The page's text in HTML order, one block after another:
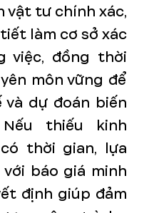
vật tư chính xác,
làm cơ sở xác
việc, đồng thời
môn vững để
dự đoán biến
thiếu kinh
thời gian, lựa
báo giá minh
định giúp đảm